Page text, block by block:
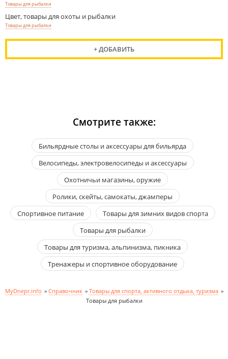
Товары для рыбалки
Цвет, товары для охоты и рыбалки
Товары для рыбалки
+ ДОБАВИТЬ
Смотрите также:
Бильярдные столы и аксессуары для бильярда
Велосипеды, электровелосипеды и аксессуары
Охотничьи магазины, оружие
Ролики, скейты, самокаты, джамперы
Спортивное питание
Товары для зимних видов спорта
Товары для рыбалки
Товары для туризма, альпинизма, пикника
Тренажеры и спортивное оборудование
MyDnepr.info » Справочник » Товары для спорта, активного отдыха, туризма »
Товары для рыбалки